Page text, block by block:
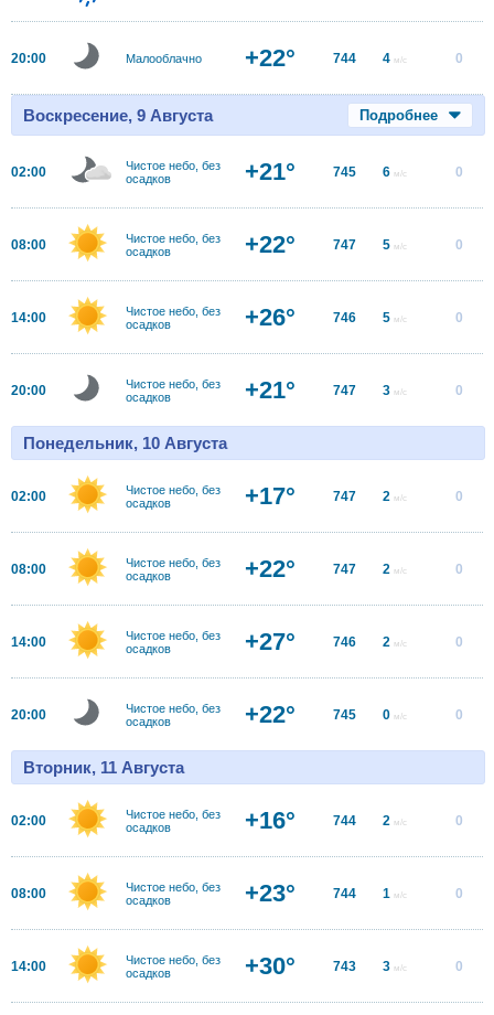
20:00 Малооблачно +22° 744 4 м/с 0
Воскресение, 9 Августа Подробнее
02:00
Чистое небо, без
осадков
+21° 745 6 м/с 0
08:00
Чистое небо, без
осадков
+22° 747 5 м/с 0
14:00
Чистое небо, без
осадков
+26° 746 5 м/с 0
20:00
Чистое небо, без
осадков
+21° 747 3 м/с 0
Понедельник, 10 Августа
02:00
Чистое небо, без
осадков
+17° 747 2 м/с 0
08:00
Чистое небо, без
осадков
+22° 747 2 м/с 0
14:00
Чистое небо, без
осадков
+27° 746 2 м/с 0
20:00
Чистое небо, без
осадков
+22° 745 0 м/с 0
Вторник, 11 Августа
02:00
Чистое небо, без
осадков
+16° 744 2 м/с 0
08:00
Чистое небо, без
осадков
+23° 744 1 м/с 0
14:00
Чистое небо, без
осадков
+30° 743 3 м/с 0